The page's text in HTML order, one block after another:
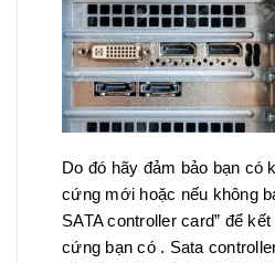
Do đó hãy đảm bảo bạn có
cứng mới hoặc nếu không
SATA controller card” để
cứng bạn có . Sata